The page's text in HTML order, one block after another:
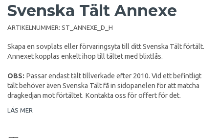
Svenska Tält Annexe
ARTIKELNUMMER: ST_ANNEXE_D_H
Skapa en sovplats eller förvaringsyta till ditt Svenska Tält förtält.
Annexet kopplas enkelt ihop till tältet med blixtlås.
OBS: Passar endast tält tillverkade efter 2010. Vid ett befintligt
tält behöver även Svenska Tält få in sidopanelen för att matcha
dragkedjan mot förtältet. Kontakta oss för offert för det.
LÄS MER